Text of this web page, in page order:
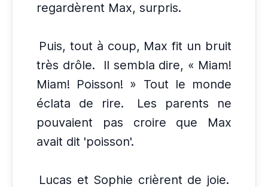
regardèrent Max, surpris.
Puis, tout à coup, Max fit un bruit
très drôle.
Il sembla dire, « Miam!
Miam! Poisson! » Tout le monde
éclata de rire.
Les parents ne
pouvaient pas croire que Max
avait dit 'poisson'.
Lucas et Sophie crièrent de joie.